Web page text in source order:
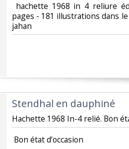
hachette 1968 in 4 reliure
pages - 181 illustrations dans
jahan‎
‎Stendhal en dauphiné‎
‎Hachette 1968 In-4 relié. Bon
‎ Bon état d’occasion ‎